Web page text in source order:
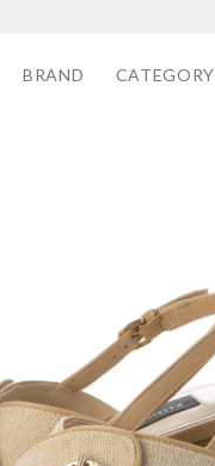
BRAND CATEGORY